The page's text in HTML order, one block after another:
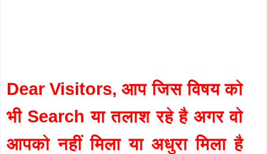
Dear Visitors, आप जिस विषय को
भी Search या तलाश रहे है अगर वो
आपको नहीं मिला या अधुरा मिला है